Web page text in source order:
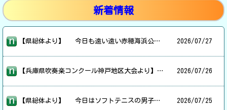
新着情報
【県総体より】 今日も遠い遠い赤穂海浜公園テニス場です。今日はソフトテニスの女子個人戦です。薄雲の張っていた空も。すぐに夏雲の暑い暑い天気となりました。本校の１ペアが１回戦から出場しました。２回戦では、昨日の団体戦で優勝したチームの１ペアと対戦しましたが、フルセットの末に勝つことができました。３回戦では惜しくも敗れましたが、灼熱の太陽のもと、長時間にわたる試合の連続を乗り越え、本当にお疲れさまでした。 2026/07/27
【兵庫県吹奏楽コンクール神戸地区大会より】 吹奏楽コンクールが神戸文化ホールであり、本校の吹奏楽部が出場しました。出演順が４番ということで、朝早くから集合しての準備で大変でした。著作権など大人の事情で演奏中の写真がありませんが、その前後の様子から、演奏を想像してみてください。朝早くから夕方遅くまで、本当にお疲れさまでした。また、学校ご近所の皆様、早朝からの音出し・演奏でご迷惑をお掛けしたことと思います。ご協力、心より感謝いたします。 2026/07/26
【県総体より】 今日はソフトテニスの男子個人戦です。岡山県がすぐそばの赤穂海浜公園テニス場で行われました。天気は良すぎて暑い暑い会場です。本校から１ペアが出場し、２回戦からのスタートです。初戦は危なげなく勝ち進みましたが、あまり休む間もなく次の３回戦が始まり、県大会のレベルも高く、惜しくも３回戦で敗れました。灼熱の太陽で焦げつきそうな天気の中、本当にお疲れさまでした。 2026/07/25